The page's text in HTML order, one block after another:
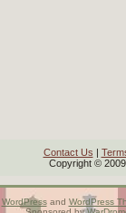
Contact Us |
Copyright ©
WordPressand WordPress